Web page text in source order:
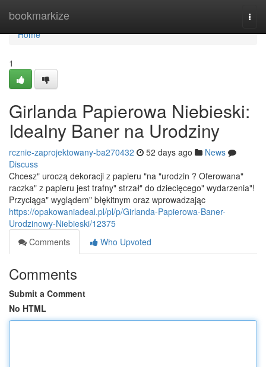
bookmarkize
Home
Home
1
Girlanda Papierowa Niebieski:
Idealny Baner na Urodziny
rcznie-zaprojektowany-ba270432 52 days ago
News
Discuss
Chcesz" uroczą dekoracji z papieru "na "urodzin ? Oferowana"
raczka" z papieru jest trafny" strzał" do dziecięcego" wydarzenia"!
Przyciąga" wyglądem" błękitnym oraz wprowadzając
https://opakowaniadeal.pl/pl/p/Girlanda-Papierowa-Baner-
Urodzinowy-Niebieski/12375
Comments
Who Upvoted
Comments
Submit a Comment
No HTML